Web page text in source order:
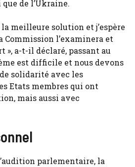
de l’Ukraine.
la meilleure solution et j’espère
Commission l’examinera et
», a-t-il déclaré, passant au
est difficile et nous devons
solidarité avec les
Etats membres qui ont
mais aussi avec
parlementaire, la